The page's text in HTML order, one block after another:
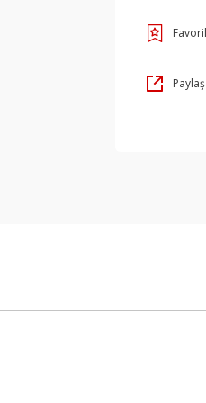
Paylaş